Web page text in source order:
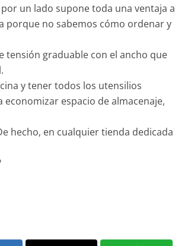
un lado supone toda una ventaja a
porque no sabemos cómo ordenar y
tensión graduable con el ancho que
y tener todos los utensilios
espacio de almacenaje,
hecho, en cualquier tienda dedicada